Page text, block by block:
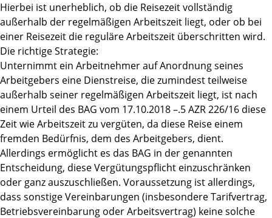
Hierbei ist unerheblich, ob die Reisezeit vollständig
außerhalb der regelmäßigen Arbeitszeit liegt, oder ob bei
einer Reisezeit die reguläre Arbeitszeit überschritten wird.
Die richtige Strategie:
Unternimmt ein Arbeitnehmer auf Anordnung seines
Arbeitgebers eine Dienstreise, die zumindest teilweise
außerhalb seiner regelmäßigen Arbeitszeit liegt, ist nach
einem Urteil des BAG vom 17.10.2018 –.5 AZR 226/16 diese
Zeit wie Arbeitszeit zu vergüten, da diese Reise einem
fremden Bedürfnis, dem des Arbeitgebers, dient.
Allerdings ermöglicht es das BAG in der genannten
Entscheidung, diese Vergütungspflicht einzuschränken
oder ganz auszuschließen. Voraussetzung ist allerdings,
dass sonstige Vereinbarungen (insbesondere Tarifvertrag,
Betriebsvereinbarung oder Arbeitsvertrag) keine solche